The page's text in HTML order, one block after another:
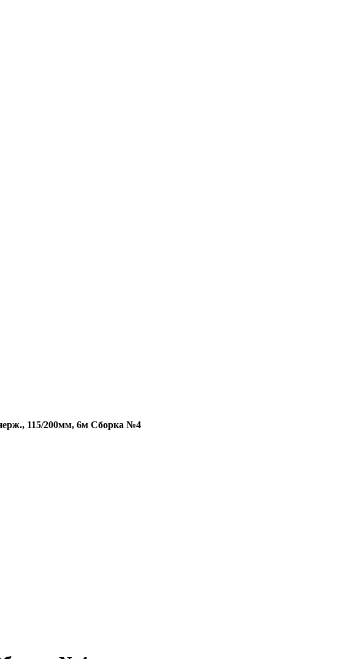
115/200мм, 6м Сборка №4